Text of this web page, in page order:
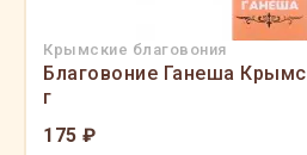
Крымские благовония
Благовоние Ганеша
г
175 ₽